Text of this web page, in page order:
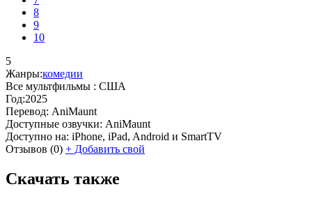
8
9
10
5
Жанры:комедии
Все мультфильмы : США
Год:2025
Перевод: AniMaunt
Доступные озвучки: AniMaunt
Доступно на: iPhone, iPad, Android и SmartTV
Отзывов (0) + Добавить свой
Скачать также